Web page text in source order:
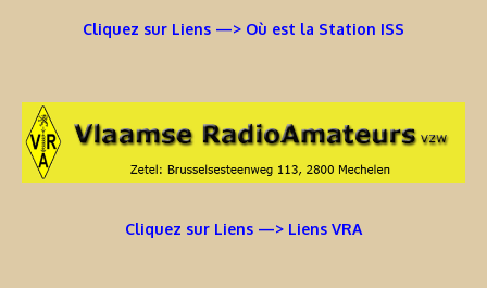
Cliquez sur Liens —> Où est la Station ISS
Cliquez sur Liens —> Liens VRA